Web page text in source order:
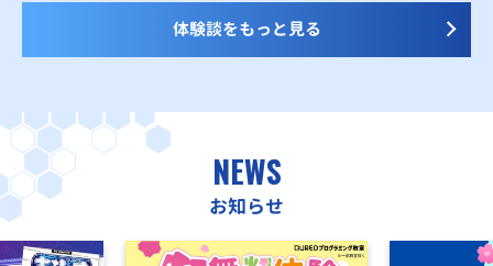
体験談をもっと見る
NEWS
お知らせ